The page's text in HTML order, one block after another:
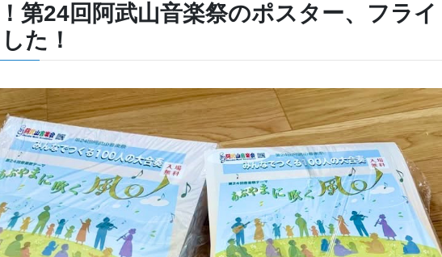
第24回阿武山音楽祭のポスター、フライ
た！